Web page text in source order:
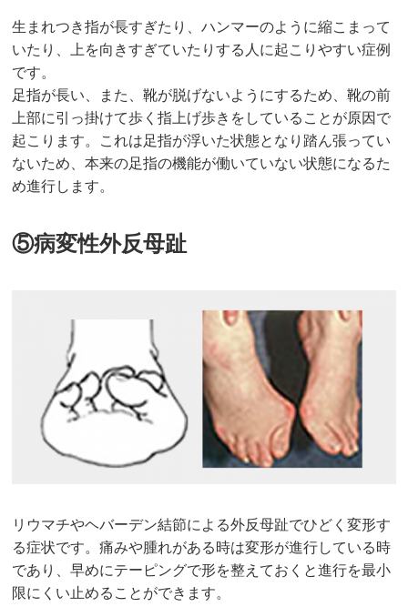
生まれつき指が長すぎたり、ハンマーのように縮こまって
いたり、上を向きすぎていたりする人に起こりやすい症例
です。
足指が長い、また、靴が脱げないようにするため、靴の前
上部に引っ掛けて歩く指上げ歩きをしていることが原因で
起こります。これは足指が浮いた状態となり踏ん張ってい
ないため、本来の足指の機能が働いていない状態になるた
め進行します。
⑤病変性外反母趾
リウマチやヘバーデン結節による外反母趾でひどく変形す
る症状です。痛みや腫れがある時は変形が進行している時
であり、早めにテーピングで形を整えておくと進行を最小
限にくい止めることができます。